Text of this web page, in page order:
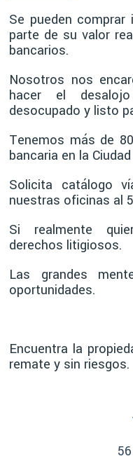
Se pueden
parte de su valor
bancarios.
Nosotros nos
hacer el
desocupado y listo
Tenemos más de
bancaria en la
Solicita catálogo
nuestras oficinas al
Si realmente
derechos litigiosos.
Las grandes
oportunidades.
Encuentra la
remate y sin riesgos.